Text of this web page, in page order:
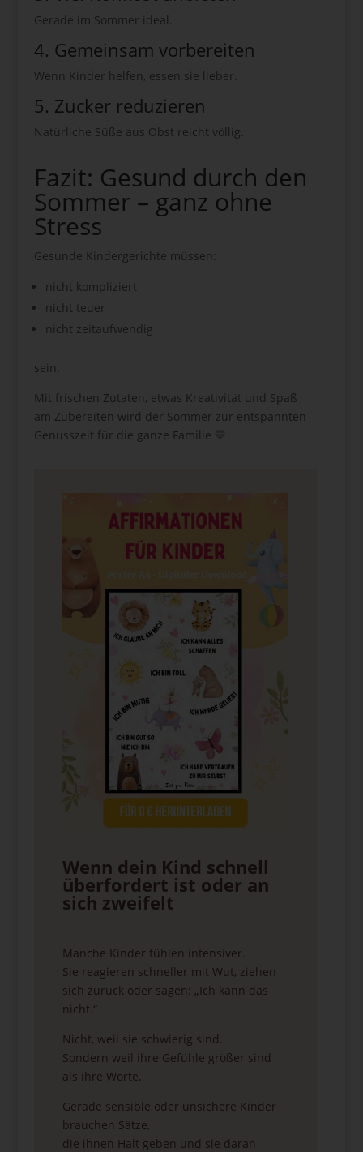
Gerade im Sommer ideal.
4. Gemeinsam vorbereiten
Wenn Kinder helfen, essen sie lieber.
5. Zucker reduzieren
Natürliche Süße aus Obst reicht völlig.
Fazit: Gesund durch den
Sommer – ganz ohne
Stress
Gesunde Kindergerichte müssen:
nicht kompliziert
nicht teuer
nicht zeitaufwendig
sein.
Mit frischen Zutaten, etwas Kreativität und Spaß
am Zubereiten wird der Sommer zur entspannten
Genusszeit für die ganze Familie 💛
Wenn dein Kind schnell
überfordert ist oder an
sich zweifelt
Manche Kinder fühlen intensiver.
Sie reagieren schneller mit Wut, ziehen
sich zurück oder sagen: „Ich kann das
nicht.“
Nicht, weil sie schwierig sind.
Sondern weil ihre Gefühle größer sind
als ihre Worte.
Gerade sensible oder unsichere Kinder
brauchen Sätze,
die ihnen Halt geben und sie daran